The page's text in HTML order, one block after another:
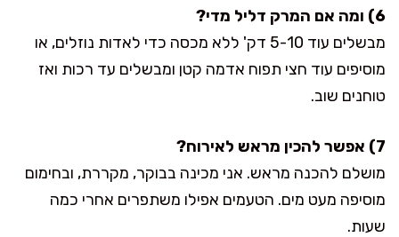
6) ומה אם המרק דליל מדי?
מבשלים עוד 5-10 דק' ללא מכסה כדי לאדות נוזלים, או
מוסיפים עוד חצי תפוח אדמה קטן ומבשלים עד רכות ואז
טוחנים שוב.
7) אפשר להכין מראש לאירוח?
מושלם להכנה מראש. אני מכינה בבוקר, מקררת, ובחימום
מוסיפה מעט מים. הטעמים אפילו משתפרים אחרי כמה
שעות.